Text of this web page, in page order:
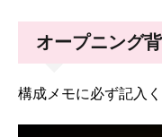
オープニング
構成メモに必ず記入